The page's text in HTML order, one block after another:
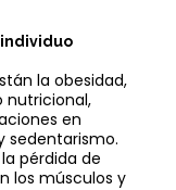
la obesidad,
nutricional,
en
sedentarismo.
pérdida de
los músculos y